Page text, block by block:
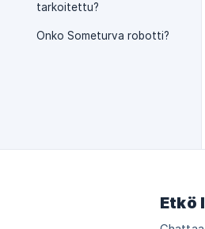
tarkoitettu?
Onko Someturva robotti?
Etkö